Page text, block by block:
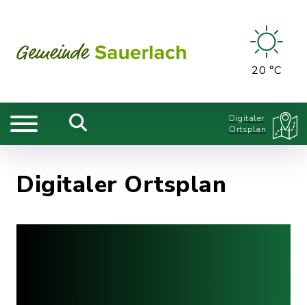
20 °C
Digitaler
Ortsplan
Digitaler Ortsplan